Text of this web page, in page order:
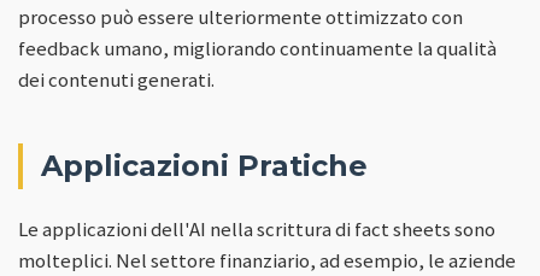
processo può essere ulteriormente ottimizzato con
feedback umano, migliorando continuamente la qualità
dei contenuti generati.
Applicazioni Pratiche
Le applicazioni dell'AI nella scrittura di fact sheets sono
molteplici. Nel settore finanziario, ad esempio, le aziende